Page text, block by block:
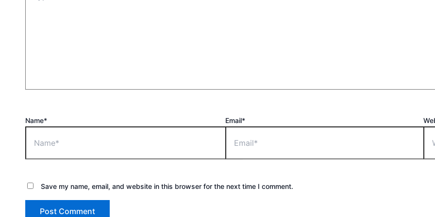
Name* Email*
Save my name, email, and website in this browser for the next time I comment.